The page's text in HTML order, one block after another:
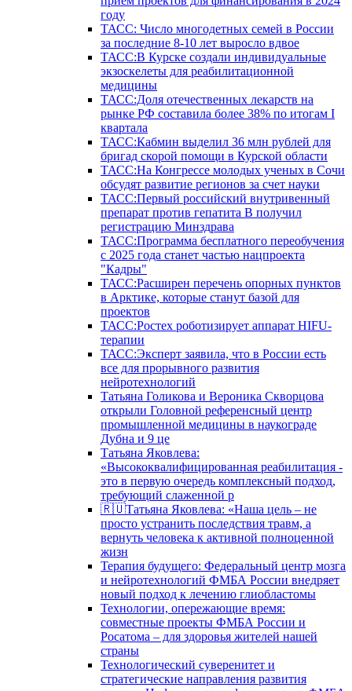
году
ТАСС: Число многодетных семей в России
за последние 8-10 лет выросло вдвое
ТАСС:В Курске создали индивидуальные
экзоскелеты для реабилитационной
медицины
ТАСС:Доля отечественных лекарств на
рынке РФ составила более 38% по итогам I
квартала
ТАСС:Кабмин выделил 36 млн рублей для
бригад скорой помощи в Курской области
ТАСС:На Конгрессе молодых ученых в Сочи
обсудят развитие регионов за счет науки
ТАСС:Первый российский внутривенный
препарат против гепатита В получил
регистрацию Минздрава
ТАСС:Программа бесплатного переобучения
с 2025 года станет частью нацпроекта
"Кадры"
ТАСС:Расширен перечень опорных пунктов
в Арктике, которые станут базой для
проектов
ТАСС:Ростех роботизирует аппарат HIFU-
терапии
ТАСС:Эксперт заявила, что в России есть
все для прорывного развития
нейротехнологий
Татьяна Голикова и Вероника Скворцова
открыли Головной референсный центр
промышленной медицины в наукограде
Дубна и 9 це
Татьяна Яковлева:
«Высококвалифицированная реабилитация -
это в первую очередь комплексный подход,
требующий слаженной р
🇷🇺Татьяна Яковлева: «Наша цель – не
просто устранить последствия травм, а
вернуть человека к активной полноценной
жизн
Терапия будущего: Федеральный центр мозга
и нейротехнологий ФМБА России внедряет
новый подход к лечению глиобластомы
Технологии, опережающие время:
совместные проекты ФМБА России и
Росатома – для здоровья жителей нашей
страны
Технологический суверенитет и
стратегические направления развития